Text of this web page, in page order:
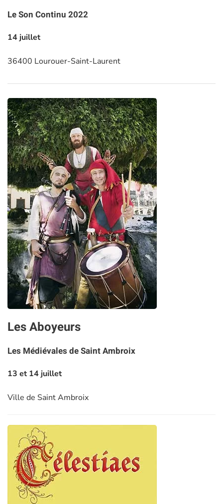
Le Son Continu 2022
14 juillet
36400 Lourouer-Saint-Laurent
Les Aboyeurs
Les Médiévales de Saint Ambroix
13 et 14 juillet
Ville de Saint Ambroix